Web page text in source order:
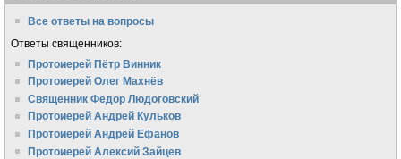
Все ответы на вопросы
Ответы священников:
Протоиерей Пётр Винник
Протоиерей Олег Махнёв
Священник Федор Людоговский
Протоиерей Андрей Кульков
Протоиерей Андрей Ефанов
Протоиерей Алексий Зайцев